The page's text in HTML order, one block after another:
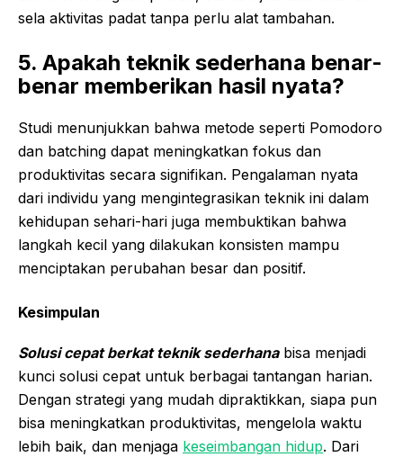
sela aktivitas padat tanpa perlu alat tambahan.
5. Apakah teknik sederhana benar-
benar memberikan hasil nyata?
Studi menunjukkan bahwa metode seperti Pomodoro
dan batching dapat meningkatkan fokus dan
produktivitas secara signifikan. Pengalaman nyata
dari individu yang mengintegrasikan teknik ini dalam
kehidupan sehari-hari juga membuktikan bahwa
langkah kecil yang dilakukan konsisten mampu
menciptakan perubahan besar dan positif.
Kesimpulan
Solusi cepat berkat teknik sederhanabisa menjadi
kunci solusi cepat untuk berbagai tantangan harian.
Dengan strategi yang mudah dipraktikkan, siapa pun
bisa meningkatkan produktivitas, mengelola waktu
lebih baik, dan menjaga keseimbangan hidup. Dari